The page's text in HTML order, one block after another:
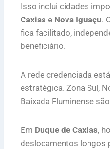
Isso inclui cidades
Caxias e Nova Iguaçu.
fica facilitado,
beneficiário.
A rede credenciada
estratégica. Zona Sul,
Baixada Fluminense
Em Duque de Caxias,
deslocamentos longos